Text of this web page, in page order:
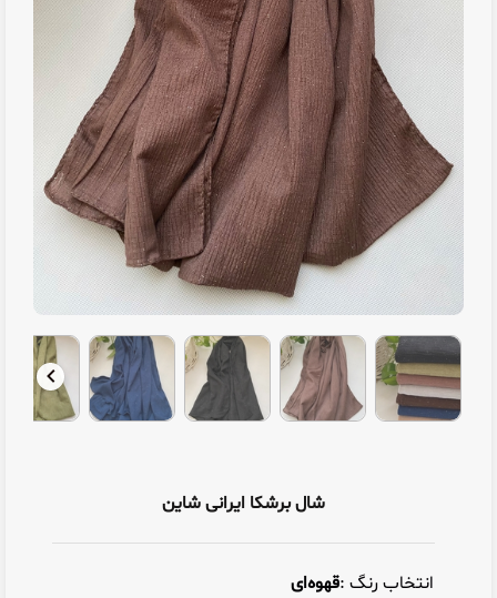
شال برشکا ایرانی شاین
انتخاب رنگ :قهوه‌ای